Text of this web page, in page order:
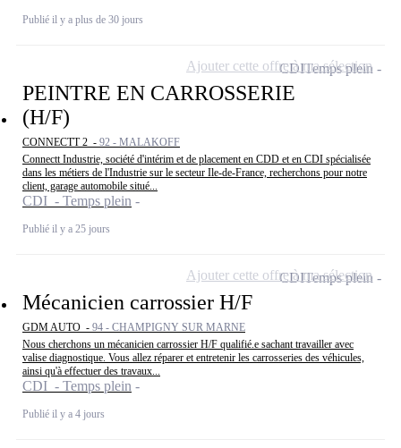
Publié il y a plus de 30 jours
PEINTRE EN CARROSSERIE
(H/F)
CONNECTT 2 - 92 - MALAKOFF
Connectt Industrie, société d'intérim et de placement en CDD et en CDI spécialisée
dans les métiers de l'Industrie sur le secteur Ile-de-France, recherchons pour notre
client, garage automobile situé...
CDI - Temps plein
Publié il y a 25 jours
CDITemps plein
Ajouter cette offre à ma sélection
Mécanicien carrossier H/F
GDM AUTO - 94 - CHAMPIGNY SUR MARNE
Nous cherchons un mécanicien carrossier H/F qualifié.e sachant travailler avec
valise diagnostique. Vous allez réparer et entretenir les carrosseries des véhicules,
ainsi qu'à effectuer des travaux...
CDI - Temps plein
Publié il y a 4 jours
CDITemps plein
Ajouter cette offre à ma sélection